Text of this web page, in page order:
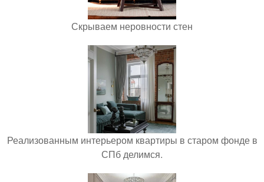
Скрываем неровности стен
Реализованным интерьером квартиры в старом фонде в
СПб делимся.